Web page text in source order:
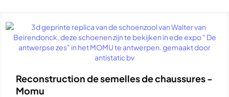
Reconstruction de semelles de chaussures -
Momu